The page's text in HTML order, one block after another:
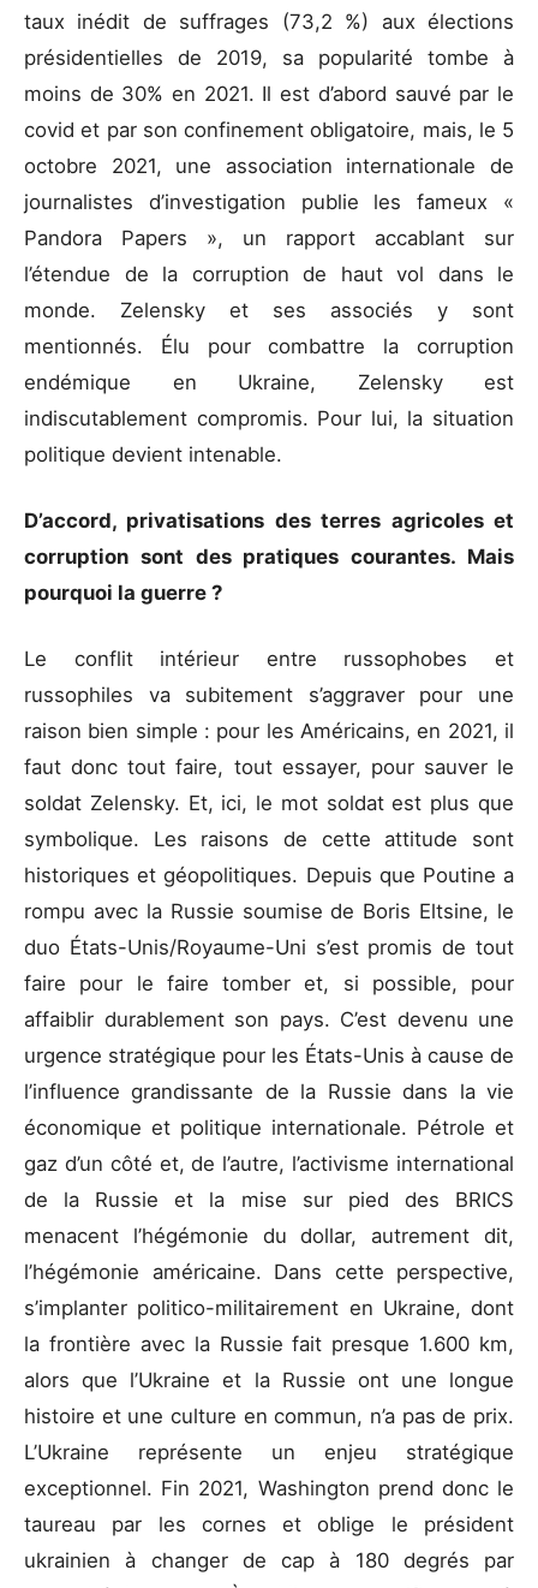
taux inédit de suffrages (73,2 %) aux élections
présidentielles de 2019, sa popularité tombe à
moins de 30% en 2021. Il est d’abord sauvé par le
covid et par son confinement obligatoire, mais, le 5
octobre 2021, une association internationale de
journalistes d’investigation publie les fameux «
Pandora Papers », un rapport accablant sur
l’étendue de la corruption de haut vol dans le
monde. Zelensky et ses associés y sont
mentionnés. Élu pour combattre la corruption
endémique en Ukraine, Zelensky est
indiscutablement compromis. Pour lui, la situation
politique devient intenable.
D’accord, privatisations des terres agricoles et
corruption sont des pratiques courantes. Mais
pourquoi la guerre ?
Le conflit intérieur entre russophobes et
russophiles va subitement s’aggraver pour une
raison bien simple : pour les Américains, en 2021, il
faut donc tout faire, tout essayer, pour sauver le
soldat Zelensky. Et, ici, le mot soldat est plus que
symbolique. Les raisons de cette attitude sont
historiques et géopolitiques. Depuis que Poutine a
rompu avec la Russie soumise de Boris Eltsine, le
duo États-Unis/Royaume-Uni s’est promis de tout
faire pour le faire tomber et, si possible, pour
affaiblir durablement son pays. C’est devenu une
urgence stratégique pour les États-Unis à cause de
l’influence grandissante de la Russie dans la vie
économique et politique internationale. Pétrole et
gaz d’un côté et, de l’autre, l’activisme international
de la Russie et la mise sur pied des BRICS
menacent l’hégémonie du dollar, autrement dit,
l’hégémonie américaine. Dans cette perspective,
s’implanter politico-militairement en Ukraine, dont
la frontière avec la Russie fait presque 1.600 km,
alors que l’Ukraine et la Russie ont une longue
histoire et une culture en commun, n’a pas de prix.
L’Ukraine représente un enjeu stratégique
exceptionnel. Fin 2021, Washington prend donc le
taureau par les cornes et oblige le président
ukrainien à changer de cap à 180 degrés par